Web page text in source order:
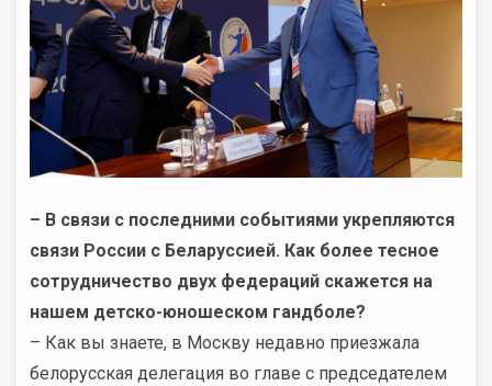
– В связи с последними событиями укрепляются
связи России с Беларусcией. Как более тесное
сотрудничество двух федераций скажется на
нашем детско-юношеском гандболе?
– Как вы знаете, в Москву недавно приезжала
белорусская делегация во главе с председателем